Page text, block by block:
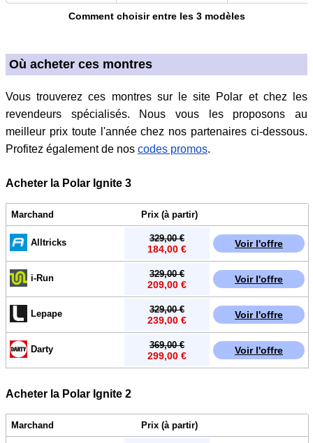
Comment choisir entre les 3 modèles
Où acheter ces montres
Vous trouverez ces montres sur le site Polar et chez les
revendeurs spécialisés. Nous vous les proposons au
meilleur prix toute l'année chez nos partenaires ci-dessous.
Profitez également de nos codes promos.
Acheter la Polar Ignite 3
Marchand Prix (à partir)
Alltricks Voir l'offre
329,00 €
184,00 €
i-Run Voir l'offre
329,00 €
209,00 €
Lepape Voir l'offre
329,00 €
239,00 €
Darty Voir l'offre
369,00 €
299,00 €
Acheter la Polar Ignite 2
Marchand Prix (à partir)